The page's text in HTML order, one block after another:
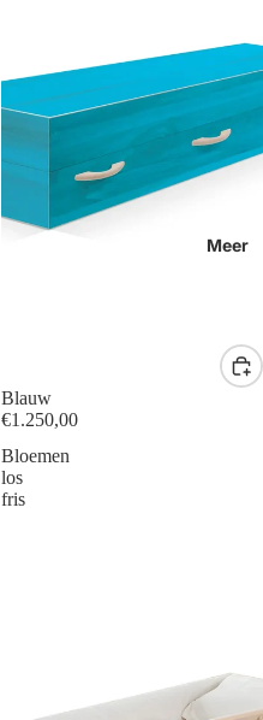
Meer
Blauw
€1.250,00
Bloemen
los
fris